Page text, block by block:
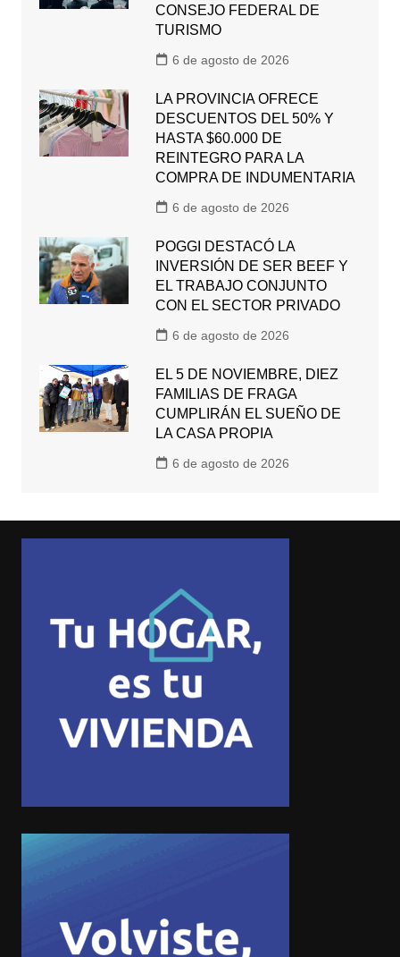
CONSEJO FEDERAL DE
TURISMO
6 de agosto de 2026
LA PROVINCIA OFRECE
DESCUENTOS DEL 50% Y
HASTA $60.000 DE
REINTEGRO PARA LA
COMPRA DE INDUMENTARIA
6 de agosto de 2026
POGGI DESTACÓ LA
INVERSIÓN DE SER BEEF Y
EL TRABAJO CONJUNTO
CON EL SECTOR PRIVADO
6 de agosto de 2026
EL 5 DE NOVIEMBRE, DIEZ
FAMILIAS DE FRAGA
CUMPLIRÁN EL SUEÑO DE
LA CASA PROPIA
6 de agosto de 2026